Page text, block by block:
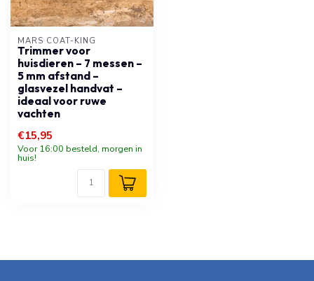
MARS COAT-KING
Trimmer voor
huisdieren – 7 messen –
5 mm afstand –
glasvezel handvat –
ideaal voor ruwe
vachten
€15,95
Voor 16:00 besteld, morgen in
huis!